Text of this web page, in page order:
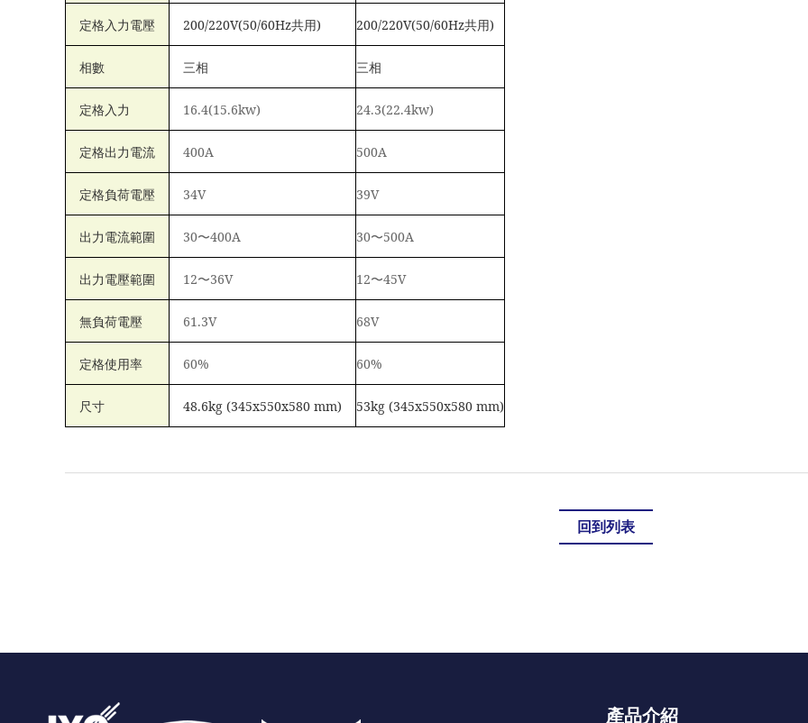
定格入力電壓 200/220V(50/60Hz共用) 200/220V(50/60Hz共用)
相數 三相 三相
定格入力 16.4(15.6kw) 24.3(22.4kw)
定格出力電流 400A 500A
定格負荷電壓 34V 39V
出力電流範圍 30〜400A 30〜500A
出力電壓範圍 12〜36V 12〜45V
無負荷電壓 61.3V 68V
定格使用率 60% 60%
尺寸 48.6kg (345x550x580 mm) 53kg (345x550x580 mm)
回到列表
產品介紹